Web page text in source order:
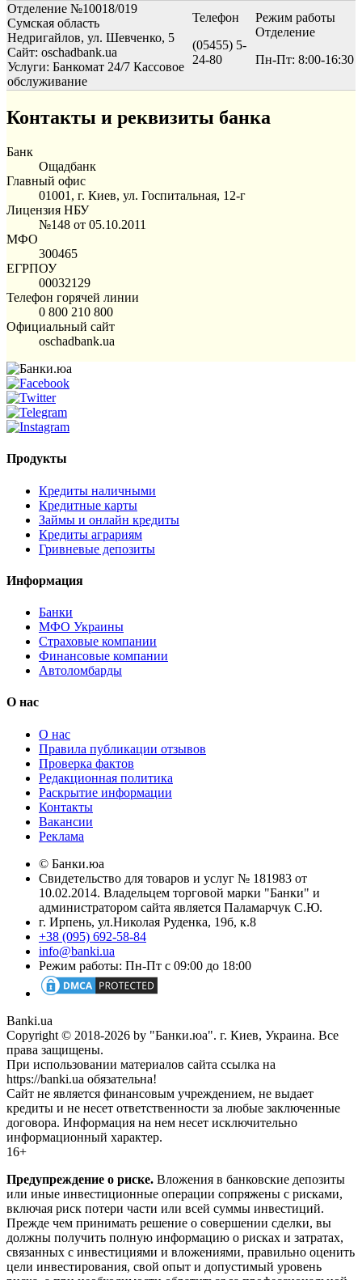
Отделение №10018/019
Сумская область
Недригайлов, ул. Шевченко, 5
Сайт: oschadbank.ua
Услуги: Банкомат 24/7 Кассовое
обслуживание
Телефон
(05455) 5-
24-80
Режим работы
Отделение
Пн-Пт: 8:00-16:30
Контакты и реквизиты банка
Банк
Ощадбанк
Главный офис
01001, г. Киев, ул. Госпитальная, 12-г
Лицензия НБУ
№148 от 05.10.2011
МФО
300465
ЕГРПОУ
00032129
Телефон горячей линии
0 800 210 800
Официальный сайт
oschadbank.ua
Продукты
Кредиты наличными
Кредитные карты
Займы и онлайн кредиты
Кредиты аграриям
Гривневые депозиты
Информация
Банки
МФО Украины
Страховые компании
Финансовые компании
Автоломбарды
О нас
О нас
Правила публикации отзывов
Проверка фактов
Редакционная политика
Раскрытие информации
Контакты
Вакансии
Реклама
© Банки.юа
Свидетельство для товаров и услуг № 181983 от
10.02.2014. Владельцем торговой марки "Банки" и
администратором сайта является Паламарчук С.Ю.
г. Ирпень, ул.Николая Руденка, 19б, к.8
+38 (095) 692-58-84
info@banki.ua
Режим работы: Пн-Пт с 09:00 до 18:00
Banki.ua
Copyright © 2018-2026 by "Банки.юа". г. Киев, Украина. Все
права защищены.
При использовании материалов сайта ссылка на
https://banki.ua обязательна!
Сайт не является финансовым учреждением, не выдает
кредиты и не несет ответственности за любые заключенные
договора. Информация на нем несет исключительно
информационный характер.
16+
Предупреждение о риске. Вложения в банковские депозиты
или иные инвестиционные операции сопряжены с рисками,
включая риск потери части или всей суммы инвестиций.
Прежде чем принимать решение о совершении сделки, вы
должны получить полную информацию о рисках и затратах,
связанных с инвестициями и вложениями, правильно оценить
цели инвестирования, свой опыт и допустимый уровень